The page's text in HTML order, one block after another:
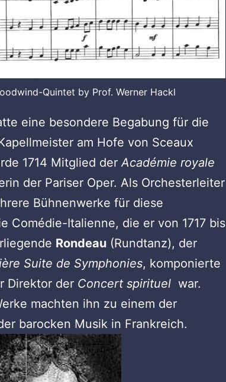
Quintet by Prof. Werner Hackl
eine besondere Begabung für die
am Hofe von Sceaux
1714 Mitglied derAcadémie royale
der Pariser Oper. Als Orchesterleiter
Bühnenwerke für diese
Comédie-Italienne, die er von 1717 bis
Rondeau (Rundtanz), der
Suite de Symphonies, komponierte
Direktor der Concert spirituel war.
machten ihn zu einem der
barocken Musik in Frankreich.